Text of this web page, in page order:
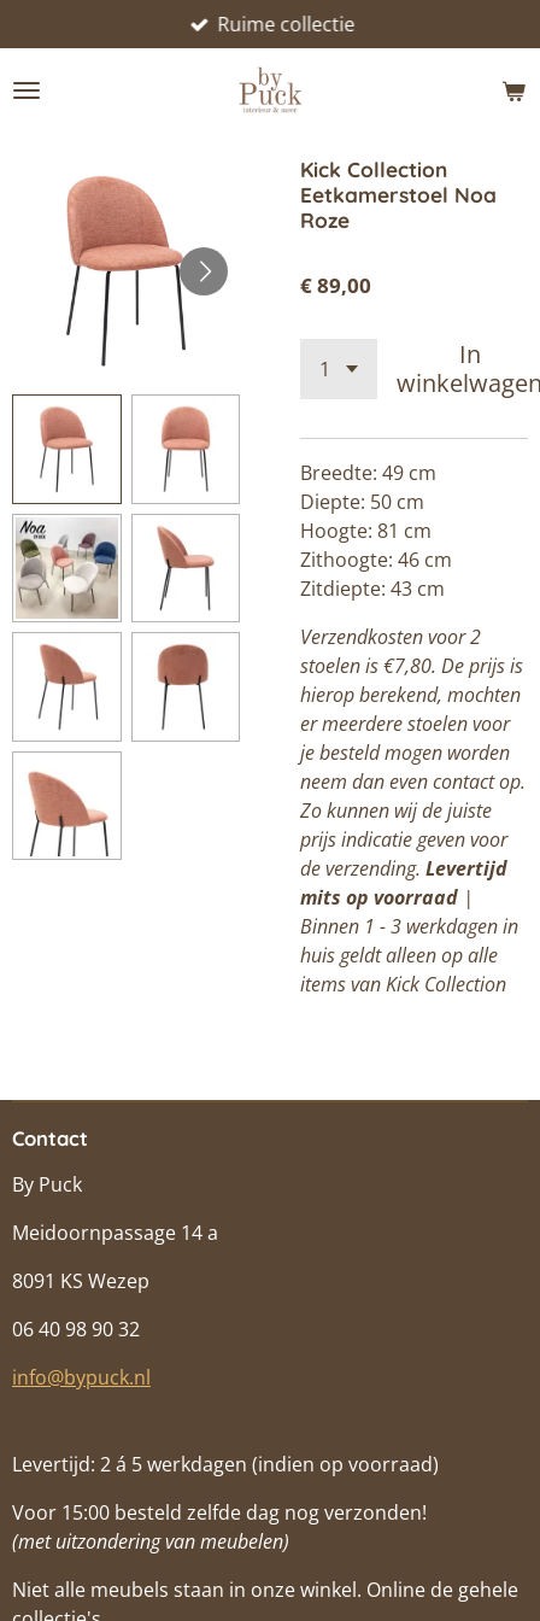
direct
naar
Ruime collectie
Kick Collection
Eetkamerstoel Noa
Roze
€ 89,00
In
Breedte: 49 cm
Diepte: 50 cm
Hoogte: 81 cm
Zithoogte: 46 cm
Zitdiepte: 43 cm
Verzendkosten voor 2
stoelen is €7,80. De prijs is
hierop berekend, mochten
er meerdere stoelen voor
je besteld mogen worden
neem dan even contact op.
Zo kunnen wij de juiste
prijs indicatie geven voor
de verzending. Levertijd
mits op voorraad |
Binnen 1 - 3 werkdagen in
huis geldt alleen op alle
items van Kick Collection
Contact
By Puck
Meidoornpassage 14 a
8091 KS Wezep
06 40 98 90 32
info@bypuck.nl
Levertijd: 2 á 5 werkdagen (indien op voorraad)
Voor 15:00 besteld zelfde dag nog verzonden!
(met uitzondering van meubelen)
Niet alle meubels staan in onze winkel. Online de gehele